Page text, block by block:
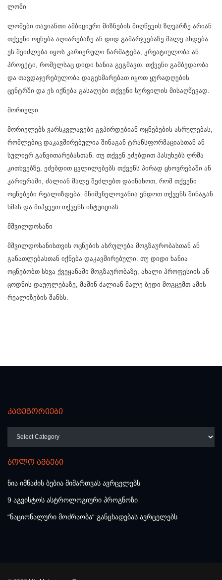
ლომი
ლომები თავიანთი ამბიციური მიზნების მიღწევის ზღვარზე არიან.
თქვენი ოცნება აღიარებაზე ან დიდ გამარჯვებაზე მალე ახდება.
ეს შეიძლება იყოს კარიერული წარმატება, კრეატიულობა ან
პროექტი, რომელსაც დიდი ხანია გეგმავთ. თქვენი გამბედაობა
და თავდაჯერებულობა დაგეხმარებათ იყოთ ყურადღების
ცენტრში და ეს იქნება გასაღები თქვენი სურვილის მისაღწევად.
მორიელი
მორიელებს ვარსკვლავები გვპირდებიან ოცნებების ასრულებას,
რომლებიც დაკავშირებულია შინაგან ტრანსფორმაციასთან ან
სულიერ განვითარებასთან. თუ თქვენ ეძებდით პასუხებს ღრმა
კითხვებზე, ეძებდით ცვლილებებს თქვენს პირად ცხოვრებაში ან
კარიერაში, ძალიან მალე შეძლებთ დაინახოთ, რომ თქვენი
ოცნებები რეალიზდება. მნიშვნელოვანია ენდოთ თქვენს შინაგან
ხმას და მიჰყვეთ თქვენს ინტუიციას.
მშვილდოსანი
მშვილდოსანისთვის ოცნების ასრულება მოგზაურობასთან ან
განათლებასთან იქნება დაკავშირებული. თუ დიდი ხანია
ოცნებობთ სხვა ქვეყანაში მოგზაურობაზე, ახალი პროფესიის ან
ცოდნის დაუფლებაზე, მაშინ ძალიან მალე ბედი მოგცემთ ამის
რეალიზების შანსს.
კატეგორიები
ბოლო ამბები
ნია იმნაძის ბებია მიმართვას ავრცელებს
9 აგვისტოს ასტროლოგიური პროგნოზი
“ნაციონალური მოძრაობა“ განცხადებას ავრცელებს